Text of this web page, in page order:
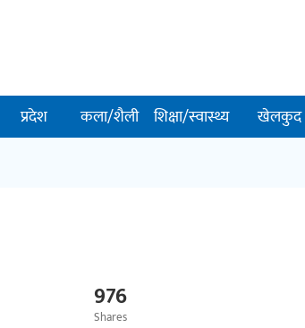
प्रदेश कला/शैली शिक्षा/स्वास्थ्य खेलकुद
976
Shares